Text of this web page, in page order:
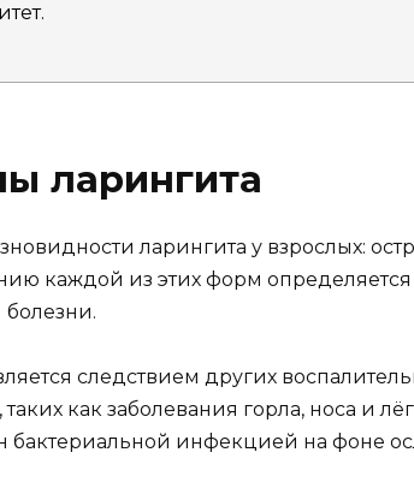
ларингита
ларингита у взрослых:
каждой из этих форм
следствием других
как заболевания горла, носа и
бактериальной инфекцией на фоне